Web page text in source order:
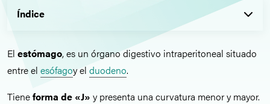
Índice
El estómago, es un órgano digestivo intraperitoneal situado
entre el esófagoy el duodeno.
Tieneforma de «J» y presenta una curvatura menor y mayor.